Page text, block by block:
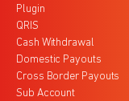
Plugin
QRIS
Cash Withdrawal
Domestic Payouts
Cross Border Payouts
Sub Account